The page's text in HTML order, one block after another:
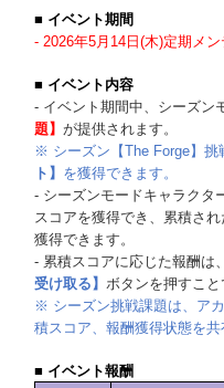
■ イベント期間
- 2026年5月14日(木)定期メ
■ イベント内容
- イベント期間中、シーズン
題】が提供されます。
※ シーズン【The Forge】挑
ト】 を獲得できます。
- シーズンモードキャラクタ
スコアを獲得でき、累積さ
獲得できます。
- 累積スコアに応じた報酬は
受け取る】ボタンを押すこと
※ シーズン挑戦課題は、ア
積スコア、報酬獲得状態を共
■ イベント報酬